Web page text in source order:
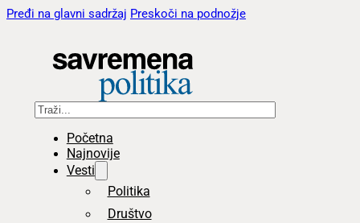
Pređi na glavni sadržaj Preskoči na podnožje
Pretraga
Početna
Najnovije
Vesti
Politika
Društvo